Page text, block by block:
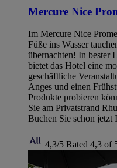
Mercure Nice
Im Mercure Nice
Füße ins Wasser
übernachten! In bester
bietet das Hotel eine
geschäftliche
Anges und einen
Produkte probieren
Sie am Privatstrand
Buchen Sie schon jetzt
4,3/5 Rated 4,3 of